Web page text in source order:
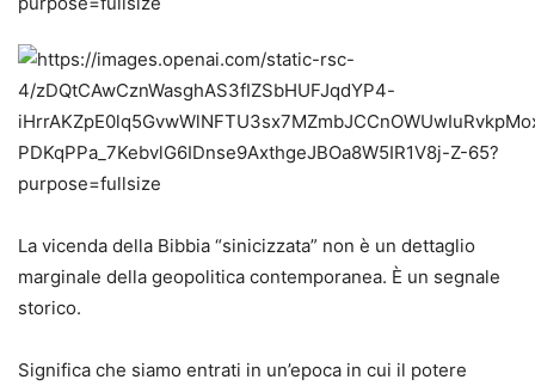
La vicenda della Bibbia “sinicizzata” non è un dettaglio
marginale della geopolitica contemporanea. È un segnale
storico.
Significa che siamo entrati in un’epoca in cui il potere